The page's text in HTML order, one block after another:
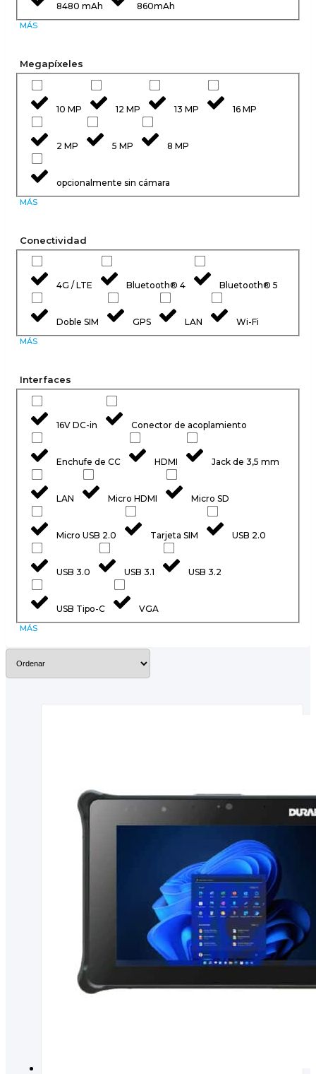
8480 mAh 860mAh
MÁS
Megapíxeles
10 MP 12 MP 13 MP 16 MP
2 MP 5 MP 8 MP
opcionalmente sin cámara
MÁS
Conectividad
4G / LTE Bluetooth® 4 Bluetooth® 5
Doble SIM GPS LAN Wi-Fi
MÁS
Interfaces
16V DC-in Conector de acoplamiento
Enchufe de CC HDMI Jack de 3,5 mm
LAN Micro HDMI Micro SD
Micro USB 2.0 Tarjeta SIM USB 2.0
USB 3.0 USB 3.1 USB 3.2
USB Tipo-C VGA
MÁS